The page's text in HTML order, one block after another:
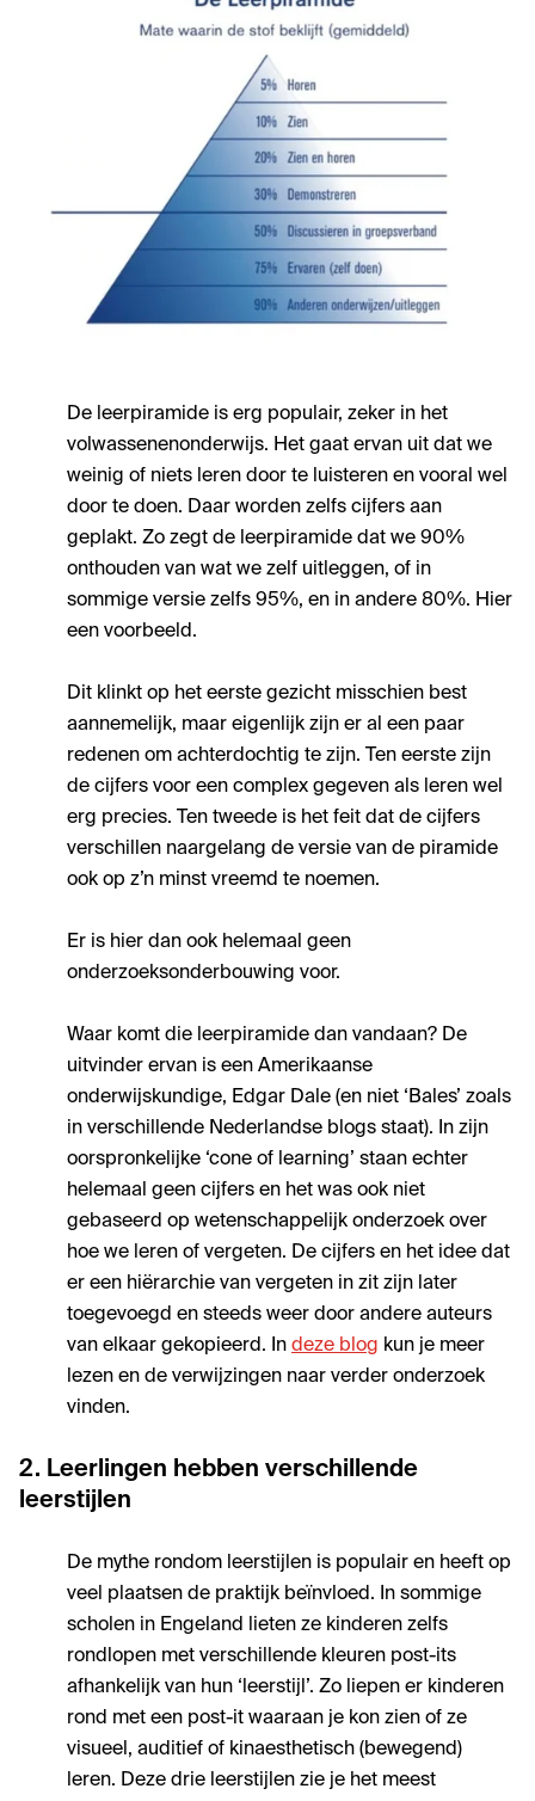
De leerpiramide is erg populair, zeker in het
volwassenenonderwijs. Het gaat ervan uit dat we
weinig of niets leren door te luisteren en vooral wel
door te doen. Daar worden zelfs cijfers aan
geplakt. Zo zegt de leerpiramide dat we 90%
onthouden van wat we zelf uitleggen, of in
sommige versie zelfs 95%, en in andere 80%. Hier
een voorbeeld.
Dit klinkt op het eerste gezicht misschien best
aannemelijk, maar eigenlijk zijn er al een paar
redenen om achterdochtig te zijn. Ten eerste zijn
de cijfers voor een complex gegeven als leren wel
erg precies. Ten tweede is het feit dat de cijfers
verschillen naargelang de versie van de piramide
ook op z’n minst vreemd te noemen.
Er is hier dan ook helemaal geen
onderzoeksonderbouwing voor.
Waar komt die leerpiramide dan vandaan? De
uitvinder ervan is een Amerikaanse
onderwijskundige, Edgar Dale (en niet ‘Bales’ zoals
in verschillende Nederlandse blogs staat). In zijn
oorspronkelijke ‘cone of learning’ staan echter
helemaal geen cijfers en het was ook niet
gebaseerd op wetenschappelijk onderzoek over
hoe we leren of vergeten. De cijfers en het idee dat
er een hiërarchie van vergeten in zit zijn later
toegevoegd en steeds weer door andere auteurs
van elkaar gekopieerd. In deze blog kun je meer
lezen en de verwijzingen naar verder onderzoek
vinden.
2. Leerlingen hebben verschillende
leerstijlen
De mythe rondom leerstijlen is populair en heeft op
veel plaatsen de praktijk beïnvloed. In sommige
scholen in Engeland lieten ze kinderen zelfs
rondlopen met verschillende kleuren post-its
afhankelijk van hun ‘leerstijl’. Zo liepen er kinderen
rond met een post-it waaraan je kon zien of ze
visueel, auditief of kinaesthetisch (bewegend)
leren. Deze drie leerstijlen zie je het meest